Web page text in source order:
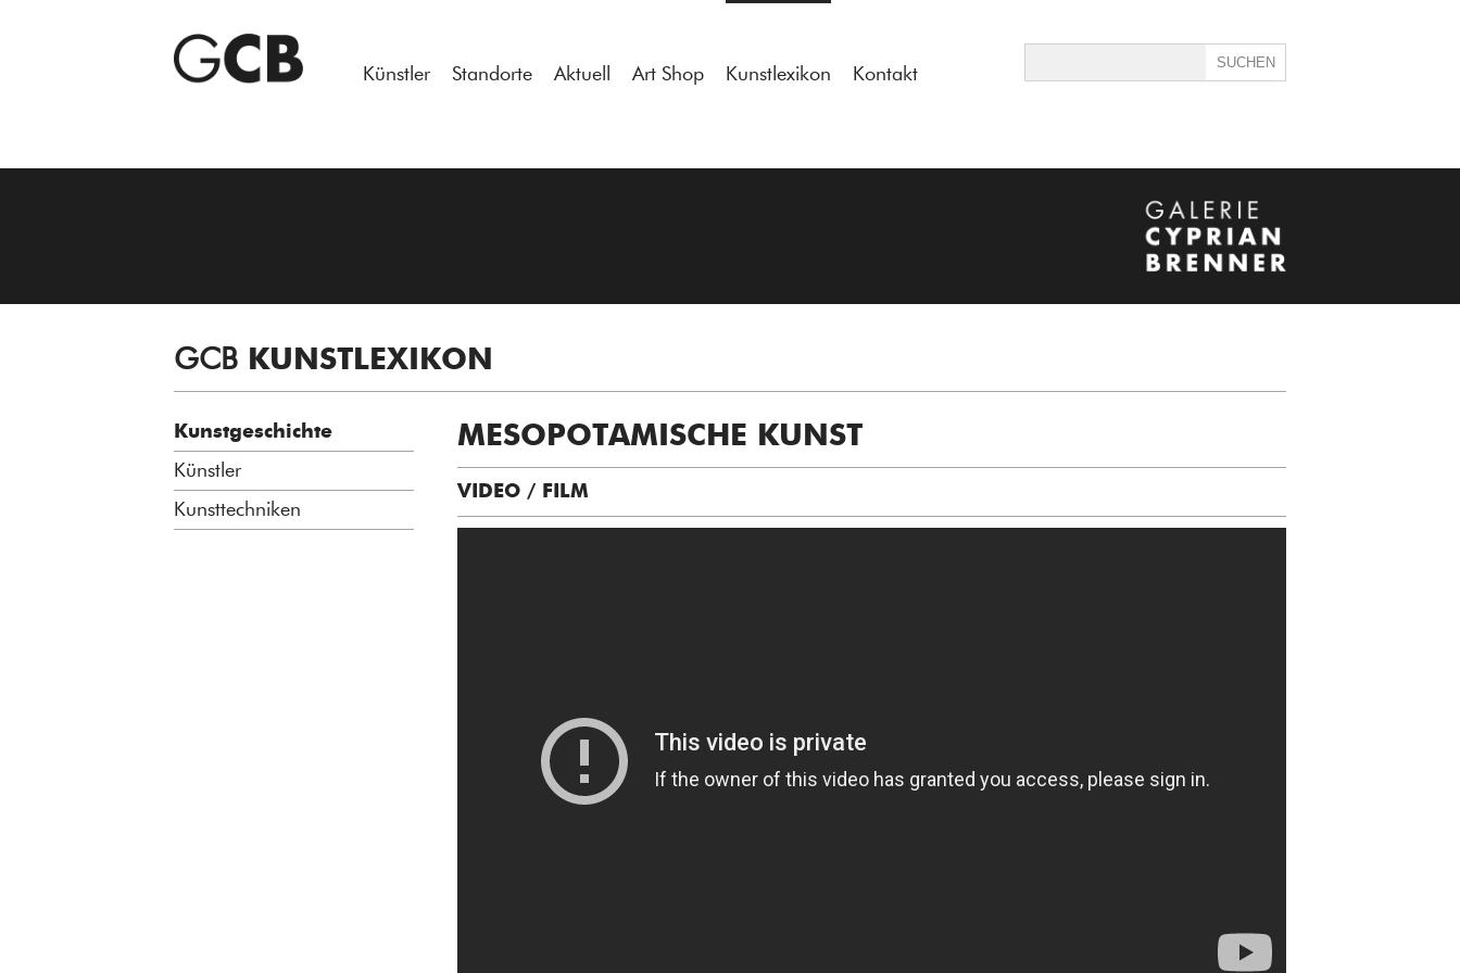
: Undefined variable: atts in /homepages/21/d13550920/htdocs/gcb/gcb_v2/wp-content/themes/gcb_v2/index.php
Künstler Standorte Aktuell Art Shop Kunstlexikon Kontakt
GCB KUNSTLEXIKON
Kunstgeschichte
Künstler
Kunsttechniken
MESOPOTAMISCHE KUNST
VIDEO / FILM